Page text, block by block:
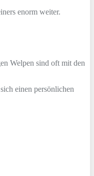
enorm weiter.
Welpen sind oft mit den
einen persönlichen